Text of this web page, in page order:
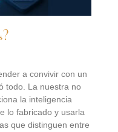
a convivir con un
todo. La nuestra no
la inteligencia
lo fabricado y usarla
que distinguen entre